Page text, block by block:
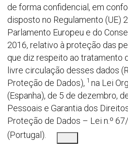
de forma confidencial, em
disposto no Regulamento (UE)
Parlamento Europeu e do
2016, relativo à proteção das
que diz respeito ao tratamento
livre circulação desses dados
Proteção de Dados), 1 na Lei
(Espanha), de 5 de dezembro,
Pessoais e Garantia dos
Proteção de Dados – Lei n.º
(Portugal).